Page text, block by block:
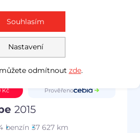
Kč Prověřeno
2015
benzín 37 627 km
Nastavení
Souhlasím
odmítnout zde.